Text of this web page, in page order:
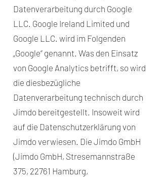
Datenverarbeitung durch Google
LLC. Google Ireland Limited und
Google LLC. wird im Folgenden
„Google“ genannt. Was den Einsatz
von Google Analytics betrifft, so wird
die diesbezügliche
Datenverarbeitung technisch durch
Jimdo bereitgestellt. Insoweit wird
auf die Datenschutzerklärung von
Jimdo verwiesen. Die Jimdo GmbH
(Jimdo GmbH, Stresemannstraße
375, 22761 Hamburg,